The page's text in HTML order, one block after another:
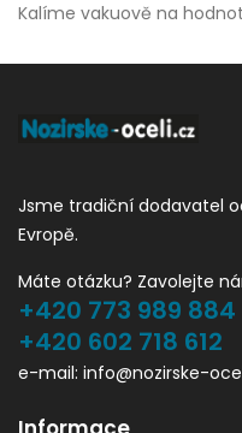
Kalíme vakuově na
Jsme tradiční dodavatel
Evropě.
Máte otázku? Zavolejte
+420 773 989 884
+420 602 718 612
e-mail: info@nozirske-